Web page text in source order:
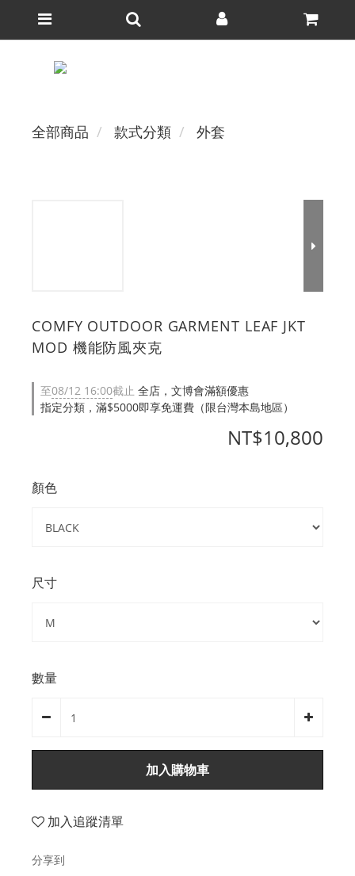
全部商品 款式分類 外套
COMFY OUTDOOR GARMENT LEAF JKT
MOD 機能防風夾克
至08/12 16:00截止 全店，文博會滿額優惠
指定分類，滿$5000即享免運費（限台灣本島地區）
NT$10,800
顏色
尺寸
數量
加入購物車
加入追蹤清單
分享到